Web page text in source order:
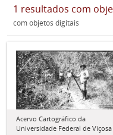
1 resultados com
com objetos digitais
Acervo Cartográfico da
Universidade Federal de Viçosa